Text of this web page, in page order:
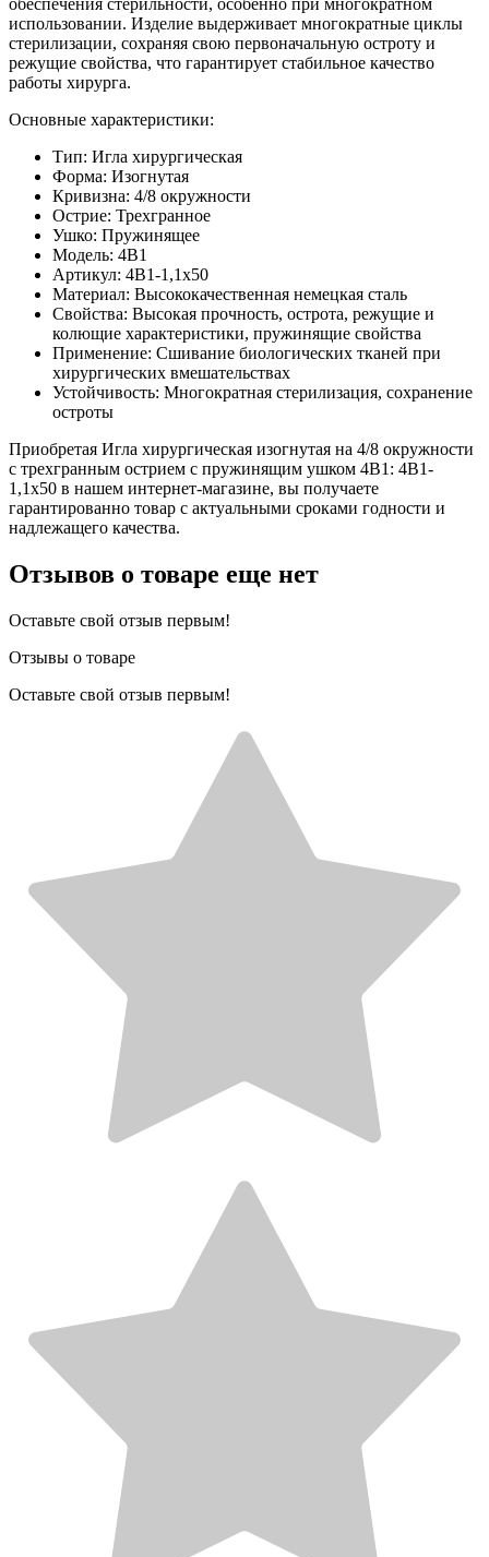
использовании. Изделие выдерживает многократные циклы
стерилизации, сохраняя свою первоначальную остроту и
режущие свойства, что гарантирует стабильное качество
работы хирурга.
Основные характеристики:
Тип: Игла хирургическая
Форма: Изогнутая
Кривизна: 4/8 окружности
Острие: Трехгранное
Ушко: Пружинящее
Модель: 4В1
Артикул: 4В1-1,1х50
Материал: Высококачественная немецкая сталь
Свойства: Высокая прочность, острота, режущие и
колющие характеристики, пружинящие свойства
Применение: Сшивание биологических тканей при
хирургических вмешательствах
Устойчивость: Многократная стерилизация, сохранение
остроты
Приобретая Игла хирургическая изогнутая на 4/8 окружности
с трехгранным острием с пружинящим ушком 4В1: 4В1-
1,1х50 в нашем интернет-магазине, вы получаете
гарантированно товар с актуальными сроками годности и
надлежащего качества.
Отзывов о товаре еще нет
Оставьте свой отзыв первым!
Отзывы о товаре
Оставьте свой отзыв первым!